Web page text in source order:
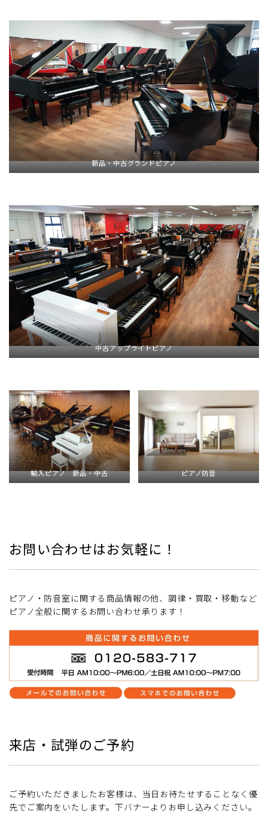
新品・中古グランドピアノ
中古アップライトピアノ
輸入ピアノ 新品・中古 ピアノ防音
お問い合わせはお気軽に！
ピアノ・防音室に関する商品情報の他、調律・買取・移動など
ピアノ全般に関するお問い合わせ承ります！
来店・試弾のご予約
ご予約いただきましたお客様は、当日お待たせすることなく優
先でご案内をいたします。下バナーよりお申し込みください。